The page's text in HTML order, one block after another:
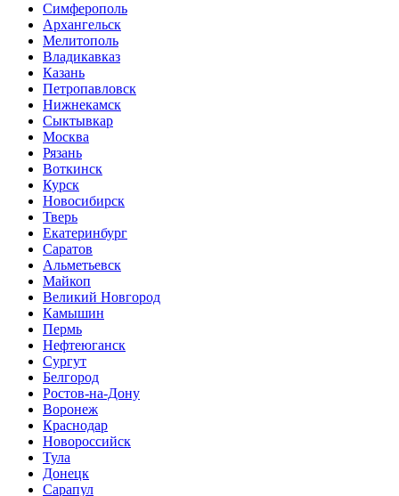
Симферополь
Архангельск
Мелитополь
Владикавказ
Казань
Петропавловск
Нижнекамск
Сыктывкар
Москва
Рязань
Воткинск
Курск
Новосибирск
Тверь
Екатеринбург
Саратов
Альметьевск
Майкоп
Великий Новгород
Камышин
Пермь
Нефтеюганск
Сургут
Белгород
Ростов-на-Дону
Воронеж
Краснодар
Новороссийск
Тула
Донецк
Сарапул